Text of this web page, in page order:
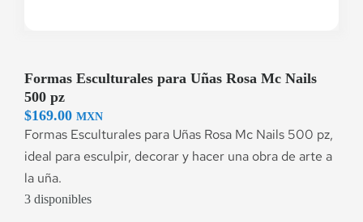
Formas Esculturales para Uñas Rosa Mc Nails
500 pz
$169.00 MXN
Formas Esculturales para Uñas Rosa Mc Nails 500 pz,
ideal para esculpir, decorar y hacer una obra de arte a
la uña.
3 disponibles